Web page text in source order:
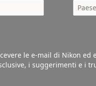
le e-mail di Nikon ed
i suggerimenti e i